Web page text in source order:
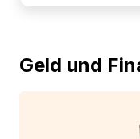
Geld und